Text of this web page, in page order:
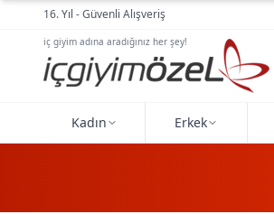
Ana içeriğe geç16. Yıl - Güvenli Alışveriş
iç giyim adına aradığınız her şey!
Kadın Erkek